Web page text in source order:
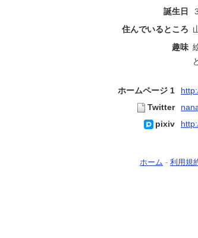
誕生日
住んでいるところ
趣味
ホームページ 1
Twitter
pixiv
ホーム - 利用規